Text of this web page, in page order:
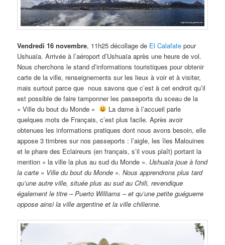
Vendredi 16 novembre, 11h25 décollage de El Calafate pour
Ushuaïa. Arrivée à l’aéroport d’Ushuaïa après une heure de vol.
Nous cherchons le stand d’informations touristiques pour obtenir
carte de la ville, renseignements sur les lieux à voir et à visiter,
mais surtout parce que nous savons que c’est à cet endroit qu’il
est possible de faire tamponner les passeports du sceau de la
« Ville du bout du Monde »
La dame à l’accueil parle
quelques mots de Français, c’est plus facile. Après avoir
obtenues les informations pratiques dont nous avons besoin, elle
appose 3 timbres sur nos passeports : l’aigle, les îles Malouines
et le phare des Eclaireurs (en français, s’il vous plaît) portant la
mention « la ville la plus au sud du Monde ». Ushuaïa joue à fond
la carte « Ville du bout du Monde ». Nous apprendrons plus tard
qu’une autre ville, située plus au sud au Chili, revendique
également le titre – Puerto Williams – et qu’une petite guéguerre
oppose ainsi la ville argentine et la ville chilienne.